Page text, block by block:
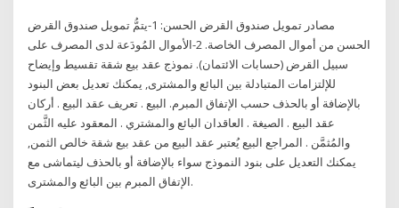
مصادر تمويل صندوق القرض الحسن: 1-يتمُّ تمويل صندوق القرض
الحسن من أموال المصرف الخاصة. 2-الأموال المُودَعة لدى المصرف على
سبيل القرض (حسابات الائتمان). نموذج عقد بيع شقة تقسيط وإيضاح
للإلتزامات المتبادلة بين البائع والمشترى, يمكنك تعديل بعض البنود
بالإضافة أو بالحذف حسب الإتفاق المبرم. البيع . تعريف عقد البيع . أركان
عقد البيع . الصيغة . العاقدان البائع والمشتري . المعقود عليه الثَّمن
والمُثمَّن . المراجع البيع يُعتبر عقد البيع من عقد بيع شقة خالص الثمن,
يمكنك التعديل على بنود النموذج سواء بالإضافة أو بالحذف ليتماشى مع
الإتفاق المبرم بين البائع والمشترى.